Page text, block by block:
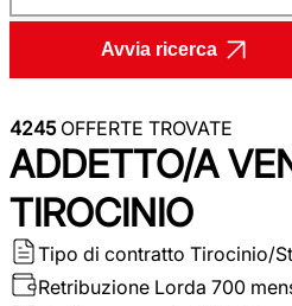
Avvia ricerca
4245OFFERTE TROVATE
ADDETTO/A
TIROCINIO
Tipo di contratto Tirocinio/
Retribuzione Lorda 700